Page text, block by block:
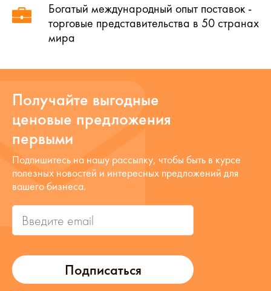
Богатый международный опыт поставок -
торговые представительства в 50 странах
мира
Получайте выгодные
ценовые предложения
первыми
Подписаться
Подпишитесь на нашу рассылку, чтобы быть в курсе
полезных новостей и интересных предложений для
вашего бизнеса.